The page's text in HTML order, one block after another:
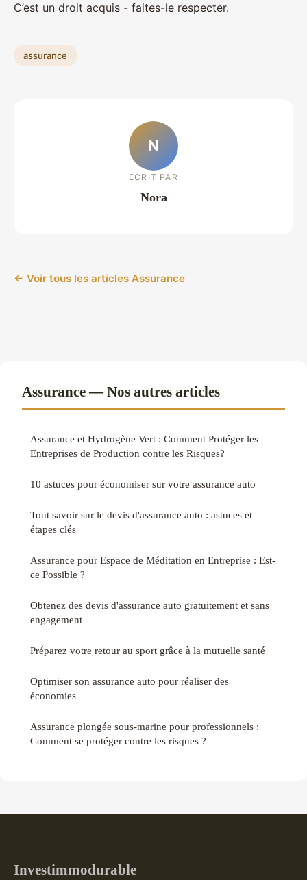
C’est un droit acquis - faites-le respecter.
assurance
N
ECRIT PAR
Nora
← Voir tous les articles Assurance
Assurance — Nos autres articles
Assurance et Hydrogène Vert : Comment Protéger les
Entreprises de Production contre les Risques?
10 astuces pour économiser sur votre assurance auto
Tout savoir sur le devis d'assurance auto : astuces et
étapes clés
Assurance pour Espace de Méditation en Entreprise : Est-
ce Possible ?
Obtenez des devis d'assurance auto gratuitement et sans
engagement
Préparez votre retour au sport grâce à la mutuelle santé
Optimiser son assurance auto pour réaliser des
économies
Assurance plongée sous-marine pour professionnels :
Comment se protéger contre les risques ?
Investimmodurable